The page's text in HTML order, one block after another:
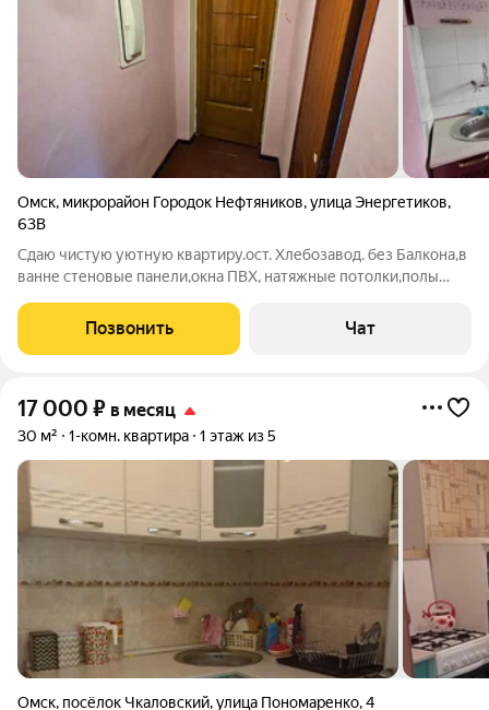
Омск, микрорайон Городок Нефтяников,улица Энергетиков,
63В
Сдаю чистую уютную квартиру.ост. Хлебозавод. без Балкона,в
ванне стеновые панели,окна ПВХ, натяжные потолки,полы
холодильник,машинка стиральная Автомат,шкаф для одежды,
стол. Аренда 19000 руб.
Позвонить Чат
17 000 ₽ в месяц
30 м² 1-комн. квартира 1 этаж из 5
Омск, посёлок Чкаловский,улица Пономаренко,4